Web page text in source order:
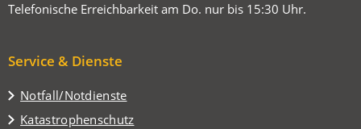
Telefonische Erreichbarkeit am Do. nur bis 15:30 Uhr.
Service & Dienste
Notfall/Notdienste
Katastrophenschutz